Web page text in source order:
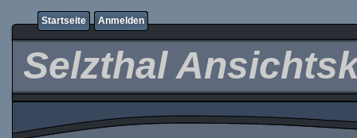
Startseite Anmelden
Selzthal